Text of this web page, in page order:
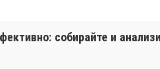
собирайте и